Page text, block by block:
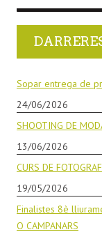
Sopar entrega de
24/06/2026
SHOOTING DE
13/06/2026
CURS DE
19/05/2026
Finalistes 8è
O CAMPANARS